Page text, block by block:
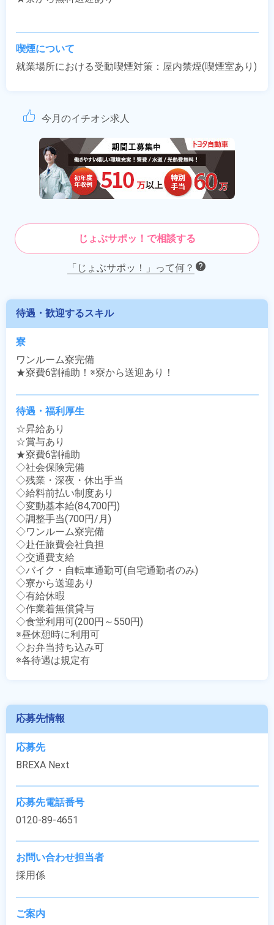
喫煙について
就業場所における受動喫煙対策：屋内禁煙(喫煙室あり)
今月のイチオシ求人
じょぶサポッ！で相談する
「じょぶサポッ！」って何？
待遇・歓迎するスキル
寮
ワンルーム寮完備
★寮費6割補助！※寮から送迎あり！
待遇・福利厚生
☆昇給あり
☆賞与あり
★寮費6割補助
◇社会保険完備
◇残業・深夜・休出手当
◇給料前払い制度あり
◇変動基本給(84,700円)
◇調整手当(700円/月)
◇ワンルーム寮完備
◇赴任旅費会社負担
◇交通費支給
◇バイク・自転車通勤可(自宅通勤者のみ)
◇寮から送迎あり
◇有給休暇
◇作業着無償貸与
◇食堂利用可(200円～550円)
※昼休憩時に利用可
◇お弁当持ち込み可
※各待遇は規定有
応募先情報
応募先
BREXA Next
応募先電話番号
0120-89-4651
お問い合わせ担当者
採用係
ご案内